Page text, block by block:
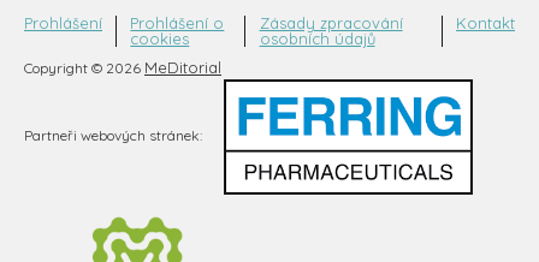
Copyright © 2026 MeDitorial
Prohlášení
Prohlášení o
cookies
Zásady zpracování
osobních údajů
Kontakt
Partneři webových stránek: